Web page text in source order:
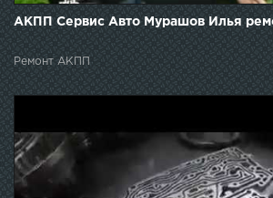
АКПП Сервис Авто Мурашов Илья
Ремонт АКПП